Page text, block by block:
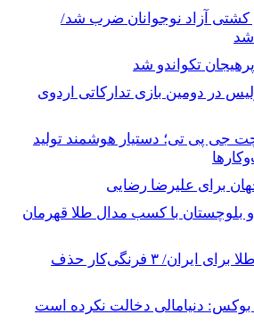
کشتی آزاد نوجوانان ضرب شد/
شد
پرهیجان تکواندو شد
در دومین بازی تدارکاتی اردوی
پی تی؛ دستیار هوشمند تولید
برای علیرضا رضایی
و بلوچستان با کسب مدال طلا قهرمان
شانس یک مدال طلا برای ایران/ ۳ فرنگی‌کار حذف
دنیامالی دخالت نکرده است